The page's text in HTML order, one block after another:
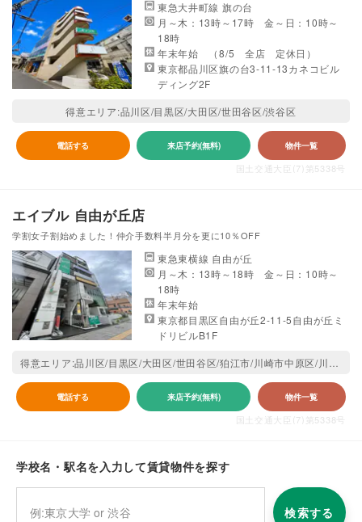
東急大井町線 旗の台
月～木：13時～17時 金～日：10時～
18時
年末年始 （8/5 全店 定休日）
東京都品川区旗の台3-11-13カネコビル
ディング2F
得意エリア:品川区/目黒区/大田区/世田谷区/渋谷区
電話する 来店予約(無料) 物件一覧
国土交通大臣(7)第5338号
エイブル 自由が丘店
学割女子割始めました！仲介手数料半月分を更に10％OFF
東急東横線 自由が丘
月～木：13時～18時 金～日：10時～
18時
年末年始
東京都目黒区自由が丘2-11-5自由が丘ミ
ドリビルB1F
電話する 来店予約(無料) 物件一覧
国土交通大臣(7)第5338号
学校名・駅名を入力して賃貸物件を探す
検索する